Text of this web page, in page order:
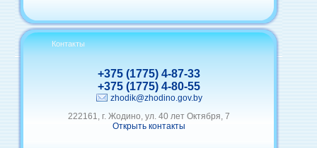
Контакты
+375 (1775) 4-87-33
+375 (1775) 4-80-55
zhodik@zhodino.gov.by
222161, г. Жодино, ул. 40 лет Октября, 7
Открыть контакты